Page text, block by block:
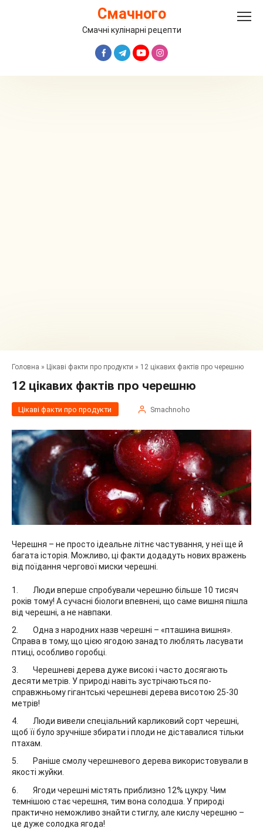
Смачного
Смачні кулінарні рецепти
Головна » Цікаві факти про продукти » 12 цікавих фактів про черешню
12 цікавих фактів про черешню
Цікаві факти про продукти Smachnoho
Черешня – не просто ідеальне літнє частування, у неї ще й
багата історія. Можливо, ці факти додадуть нових вражень
від поїдання чергової миски черешні.
Люди вперше спробували черешню більше 10 тисяч
років тому! А сучасні біологи впевнені, що саме вишня пішла
від черешні, а не навпаки.
Одна з народних назв черешні – «пташина вишня».
Справа в тому, що цією ягодою занадто люблять ласувати
птиці, особливо горобці.
Черешневі дерева дуже високі і часто досягають
десяти метрів. У природі навіть зустрічаються по-
справжньому гігантські черешневі дерева висотою 25-30
метрів!
Люди вивели спеціальний карликовий сорт черешні,
щоб її було зручніше збирати і плоди не діставалися тільки
птахам.
Раніше смолу черешневого дерева використовували в
якості жуйки.
Ягоди черешні містять приблизно 12% цукру. Чим
темнішою стає черешня, тим вона солодша. У природі
практично неможливо знайти стиглу, але кислу черешню –
це дуже солодка ягода!